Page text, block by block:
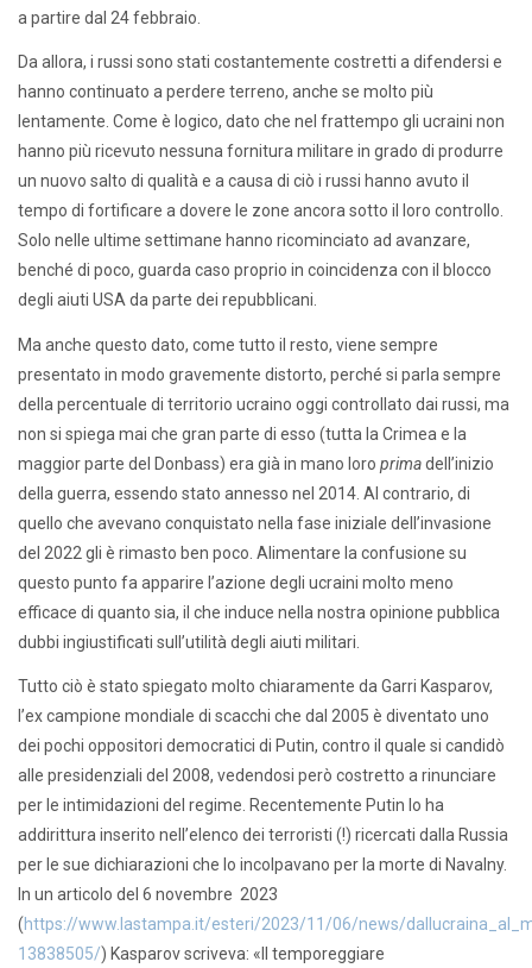
a partire dal 24 febbraio.
Da allora, i russi sono stati costantemente costretti a difendersi e
hanno continuato a perdere terreno, anche se molto più
lentamente. Come è logico, dato che nel frattempo gli ucraini non
hanno più ricevuto nessuna fornitura militare in grado di produrre
un nuovo salto di qualità e a causa di ciò i russi hanno avuto il
tempo di fortificare a dovere le zone ancora sotto il loro controllo.
Solo nelle ultime settimane hanno ricominciato ad avanzare,
benché di poco, guarda caso proprio in coincidenza con il blocco
degli aiuti USA da parte dei repubblicani.
Ma anche questo dato, come tutto il resto, viene sempre
presentato in modo gravemente distorto, perché si parla sempre
della percentuale di territorio ucraino oggi controllato dai russi, ma
non si spiega mai che gran parte di esso (tutta la Crimea e la
maggior parte del Donbass) era già in mano loro primadell’inizio
della guerra, essendo stato annesso nel 2014. Al contrario, di
quello che avevano conquistato nella fase iniziale dell’invasione
del 2022 gli è rimasto ben poco. Alimentare la confusione su
questo punto fa apparire l’azione degli ucraini molto meno
efficace di quanto sia, il che induce nella nostra opinione pubblica
dubbi ingiustificati sull’utilità degli aiuti militari.
Tutto ciò è stato spiegato molto chiaramente da Garri Kasparov,
l’ex campione mondiale di scacchi che dal 2005 è diventato uno
dei pochi oppositori democratici di Putin, contro il quale si candidò
alle presidenziali del 2008, vedendosi però costretto a rinunciare
per le intimidazioni del regime. Recentemente Putin lo ha
addirittura inserito nell’elenco dei terroristi (!) ricercati dalla Russia
per le sue dichiarazioni che lo incolpavano per la morte di Navalny.
In un articolo del 6 novembre 2023
(https://www.lastampa.it/esteri/2023/11/06/news/
13838505/) Kasparov scriveva: «Il temporeggiare